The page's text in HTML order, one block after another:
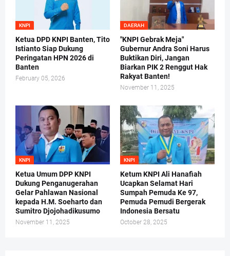
KNPI
Ketua DPD KNPI Banten, Tito
Istianto Siap Dukung
Peringatan HPN 2026 di
Banten
February 05, 2026
DAERAH
"KNPI Gebrak Meja"
Gubernur Andra Soni Harus
Buktikan Diri, Jangan
Biarkan PIK 2 Renggut Hak
Rakyat Banten!
November 11, 2025
KNPI
Ketua Umum DPP KNPI
Dukung Penganugerahan
Gelar Pahlawan Nasional
kepada H.M. Soeharto dan
Sumitro Djojohadikusumo
November 11, 2025
KNPI
Ketum KNPI Ali Hanafiah
Ucapkan Selamat Hari
Sumpah Pemuda Ke 97,
Pemuda Pemudi Bergerak
Indonesia Bersatu
October 28, 2025